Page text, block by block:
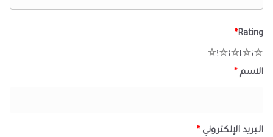
Rating
*
5
4
3
2
الاسم *
البريد الإلكتروني *